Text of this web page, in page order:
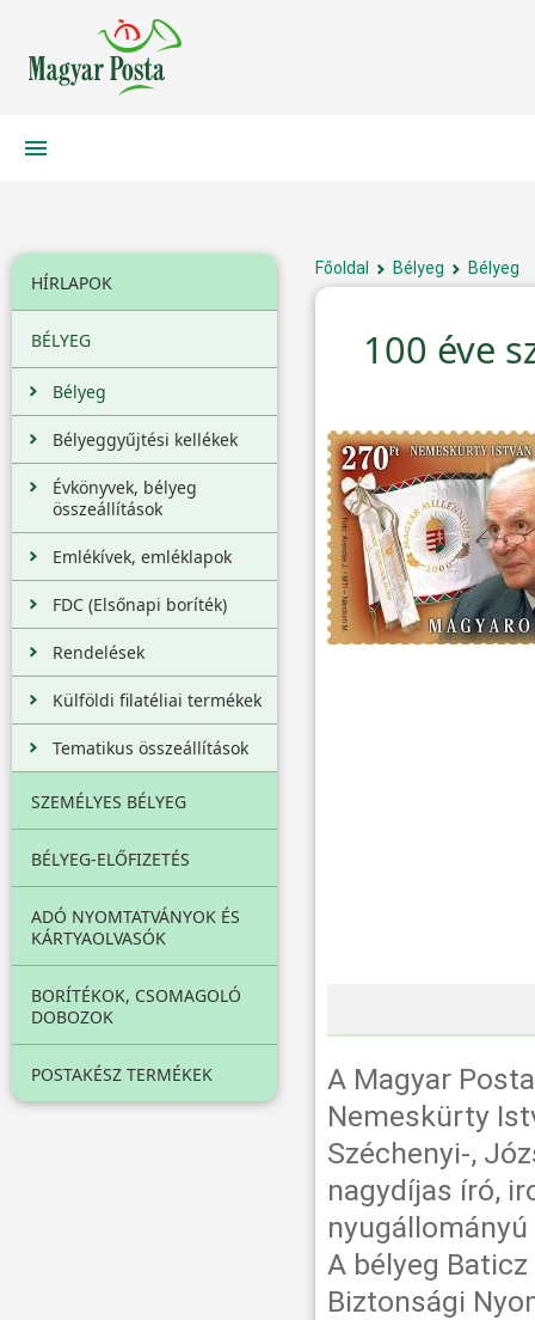
HÍRLAPOK
BÉLYEG
Bélyeg
Bélyeggyűjtési kellékek
Évkönyvek, bélyeg
összeállítások
Emlékívek, emléklapok
FDC (Elsőnapi boríték)
Rendelések
Külföldi filatéliai termékek
Tematikus összeállítások
SZEMÉLYES BÉLYEG
BÉLYEG-ELŐFIZETÉS
ADÓ NYOMTATVÁNYOK ÉS
KÁRTYAOLVASÓK
BORÍTÉKOK, CSOMAGOLÓ
DOBOZOK
POSTAKÉSZ TERMÉKEK
Főoldal Bélyeg Bélyeg
100 éve
A Magyar
Nemeskürty
Széchenyi-,
nagydíjas író,
A bélyeg
Biztonsági